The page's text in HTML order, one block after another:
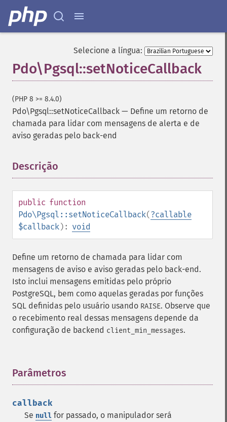
Selecione a língua:
Pdo\Pgsql::setNoticeCallback
(PHP 8 >= 8.4.0)
Pdo\Pgsql::setNoticeCallback — Define um retorno de
chamada para lidar com mensagens de alerta e de
aviso geradas pelo back-end
Descrição
public function
Pdo\Pgsql::setNoticeCallback(?callable
$callback): void
Define um retorno de chamada para lidar com
mensagens de aviso e aviso geradas pelo back-end.
Isto inclui mensagens emitidas pelo próprio
PostgreSQL, bem como aquelas geradas por funções
SQL definidas pelo usuário usando RAISE. Observe que
o recebimento real dessas mensagens depende da
configuração de backend client_min_messages.
Parâmetros
callback
Se null for passado, o manipulador será